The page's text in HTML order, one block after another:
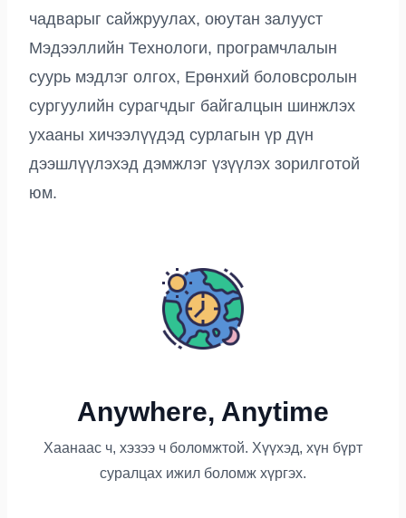
чадварыг сайжруулах, оюутан залууст
Мэдээллийн Технологи, програмчлалын
суурь мэдлэг олгох, Ерөнхий боловсролын
сургуулийн сурагчдыг байгалцын шинжлэх
ухааны хичээлүүдэд сурлагын үр дүн
дээшлүүлэхэд дэмжлэг үзүүлэх зорилготой
юм.
Anywhere, Anytime
Хаанаас ч, хэзээ ч боломжтой. Хүүхэд, хүн бүрт
суралцах ижил боломж хүргэх.